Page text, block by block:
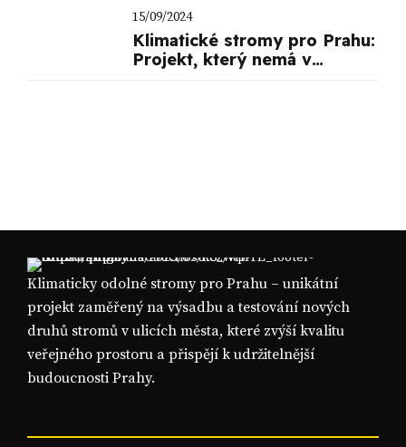
15/09/2024
Klimatické stromy pro Prahu:
Projekt, který nemá v
Klimaticky odolné stromy pro Prahu – unikátní
projekt zaměřený na výsadbu a testování nových
druhů stromů v ulicích města, které zvýší kvalitu
veřejného prostoru a přispějí k udržitelnější
budoucnosti Prahy.